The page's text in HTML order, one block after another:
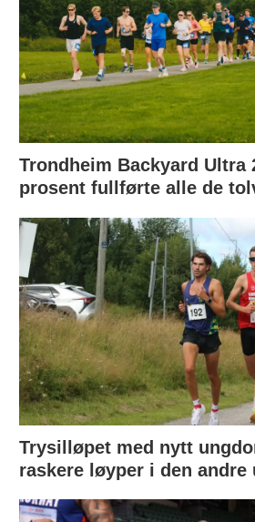
Trondheim Backyard Ultra
prosent fullførte alle de
Trysilløpet med nytt
raskere løyper i den andre